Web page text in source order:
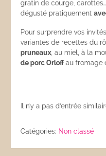
gratin de courge,
dégusté pratiquement
Pour surprendre vos
variantes de recettes du
pruneaux, au miel, à la
de porc Orloffau fromage
Il n’y a pas d’entrée
Catégories: Non classé